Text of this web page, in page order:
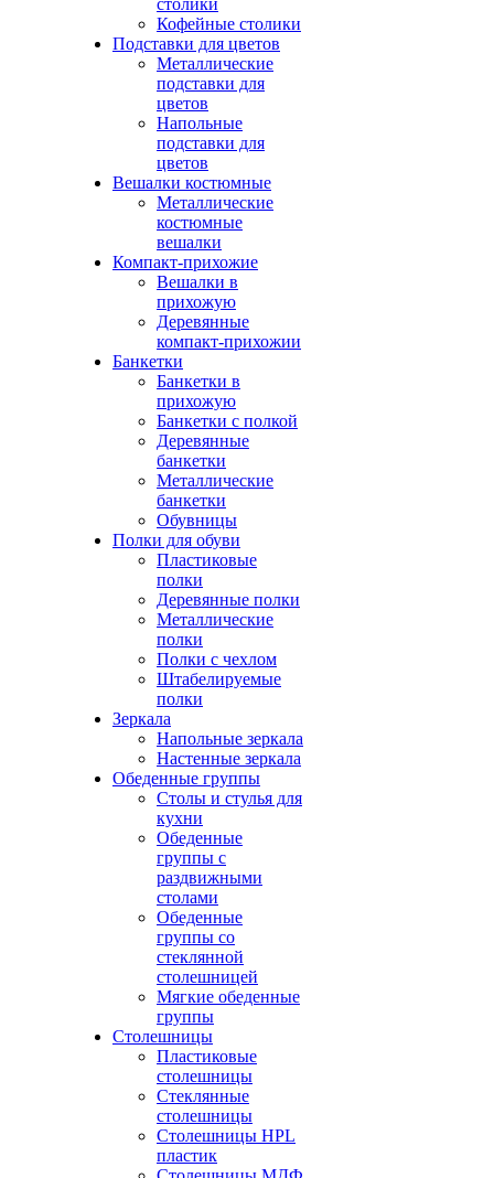
столики
Кофейные столики
Подставки для цветов
Металлические
подставки для
цветов
Напольные
подставки для
цветов
Вешалки костюмные
Металлические
костюмные
вешалки
Компакт-прихожие
Вешалки в
прихожую
Деревянные
компакт-прихожии
Банкетки
Банкетки в
прихожую
Банкетки с полкой
Деревянные
банкетки
Металлические
банкетки
Обувницы
Полки для обуви
Пластиковые
полки
Деревянные полки
Металлические
полки
Полки с чехлом
Штабелируемые
полки
Зеркала
Напольные зеркала
Настенные зеркала
Обеденные группы
Столы и стулья для
кухни
Обеденные
группы с
раздвижными
столами
Обеденные
группы со
стеклянной
столешницей
Мягкие обеденные
группы
Столешницы
Пластиковые
столешницы
Стеклянные
столешницы
Столешницы HPL
пластик